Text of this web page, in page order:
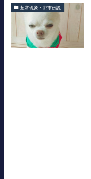
超常現象・都市伝説